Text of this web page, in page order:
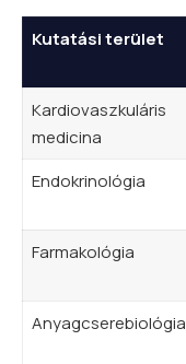
Kutatási terület
Kardiovaszkuláris
medicina
Endokrinológia
Farmakológia
Anyagcserebiológia